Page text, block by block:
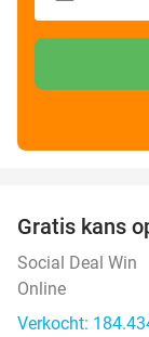
Gratis kans
Social Deal Win
Online
Verkocht: